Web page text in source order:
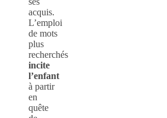
acquis.
L’emploi
de mots
plus
recherchés
incite
l’enfant
à partir
en
quête